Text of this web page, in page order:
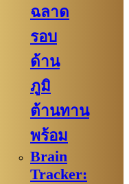
ฉลาด
รอบ
ด้าน
ภูมิ
ต้านทาน
พร้อม
Brain
Tracker: